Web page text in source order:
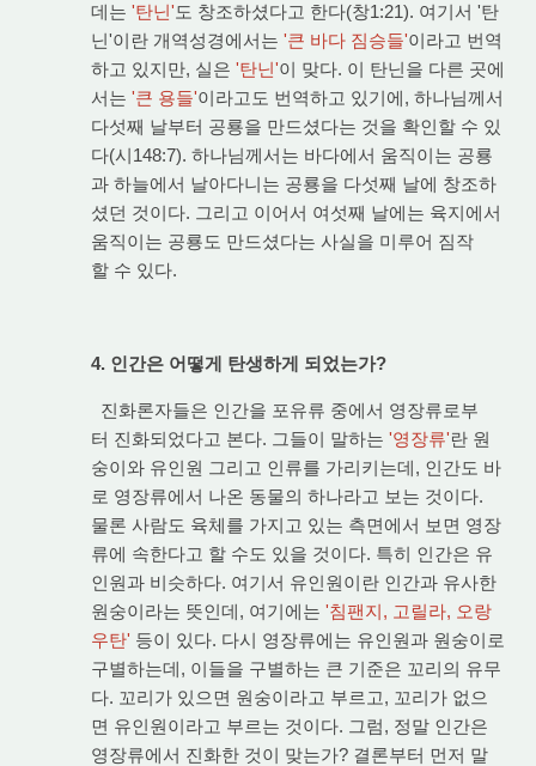
데는 '탄닌'도 창조하셨다고 한다(창1:21). 여기서 '탄
닌'이란 개역성경에서는 '큰 바다 짐승들'이라고 번역
하고 있지만, 실은 '탄닌'이 맞다. 이 탄닌을 다른 곳에
서는 '큰 용들'이라고도 번역하고 있기에, 하나님께서
다섯째 날부터 공룡을 만드셨다는 것을 확인할 수 있
다(시148:7). 하나님께서는 바다에서 움직이는 공룡
과 하늘에서 날아다니는 공룡을 다섯째 날에 창조하
셨던 것이다. 그리고 이어서 여섯째 날에는 육지에서
움직이는 공룡도 만드셨다는 사실을 미루어 짐작
할 수 있다.
4. 인간은 어떻게 탄생하게 되었는가?
진화론자들은 인간을 포유류 중에서 영장류로부
터 진화되었다고 본다. 그들이 말하는 '영장류'란 원
숭이와 유인원 그리고 인류를 가리키는데, 인간도 바
로 영장류에서 나온 동물의 하나라고 보는 것이다.
물론 사람도 육체를 가지고 있는 측면에서 보면 영장
류에 속한다고 할 수도 있을 것이다. 특히 인간은 유
인원과 비슷하다. 여기서 유인원이란 인간과 유사한
원숭이라는 뜻인데, 여기에는 '침팬지, 고릴라, 오랑
우탄' 등이 있다. 다시 영장류에는 유인원과 원숭이로
구별하는데, 이들을 구별하는 큰 기준은 꼬리의 유무
다. 꼬리가 있으면 원숭이라고 부르고, 꼬리가 없으
면 유인원이라고 부르는 것이다. 그럼, 정말 인간은
영장류에서 진화한 것이 맞는가? 결론부터 먼저 말